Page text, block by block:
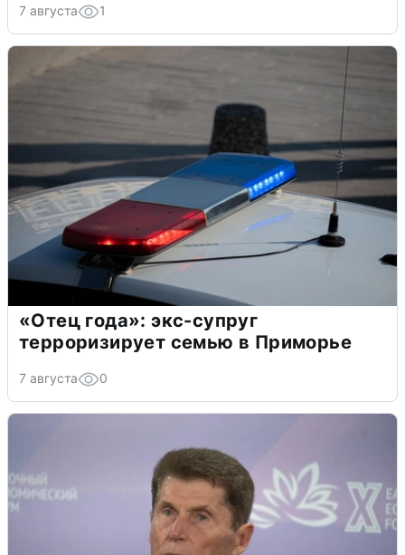
7 августа 1
«Отец года»: экс-супруг
терроризирует семью в Приморье
7 августа 0